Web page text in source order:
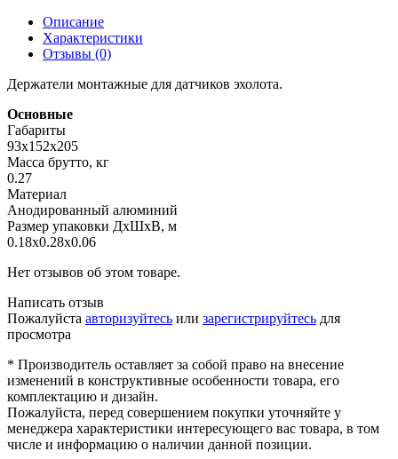
Описание
Характеристики
Отзывы (0)
Держатели монтажные для датчиков эхолота.
Основные
Габариты
93х152х205
Масса брутто, кг
0.27
Материал
Анодированный алюминий
Размер упаковки ДхШхВ, м
0.18x0.28x0.06
Нет отзывов об этом товаре.
Написать отзыв
Пожалуйста авторизуйтесь или зарегистрируйтесь для
просмотра
* Производитель оставляет за собой право на внесение
изменений в конструктивные особенности товара, его
комплектацию и дизайн.
Пожалуйста, перед совершением покупки уточняйте у
менеджера характеристики интересующего вас товара, в том
числе и информацию о наличии данной позиции.